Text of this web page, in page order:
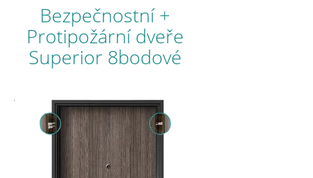
Bezpečnostní +
Protipožární dveře
Superior 8bodové